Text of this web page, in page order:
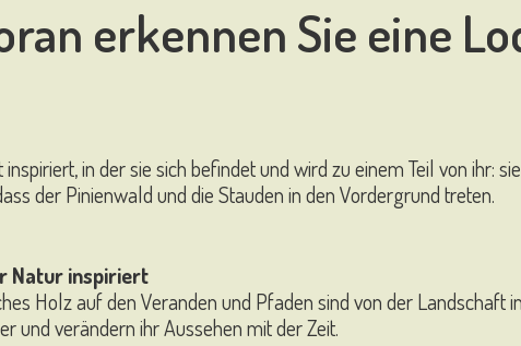
erkennen Sie eine
in der sie sich befindet und wird zu einem Teil von ihr:
der Pinienwald und die Stauden in den Vordergrund treten.
Natur inspiriert
Holz auf den Veranden und Pfaden sind von der Landschaft
und verändern ihr Aussehen mit der Zeit.